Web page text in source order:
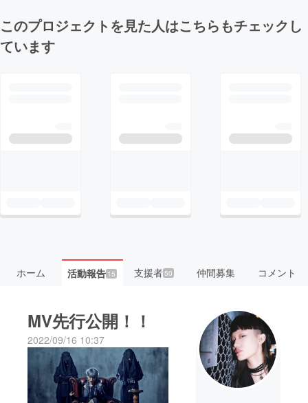
このプロジェクトを見た人はこちらもチェックし
ています
ホーム 活動報告15 支援者50 仲間募集 コメント
MV先行公開！！
2022/09/16 10:37